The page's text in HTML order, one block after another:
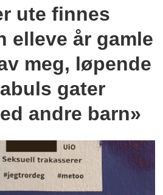
ute finnes
elleve år gamle
meg, løpende
gater
andre barn»